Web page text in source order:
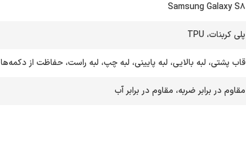
Samsung Galaxy S8
پلی کربنات، TPU
قاب پشتی، لبه بالایی، لبه پایینی، لبه چپ، لبه راست، حفاظت از دکمه‌ها
مقاوم در برابر ضربه، مقاوم در برابر آب